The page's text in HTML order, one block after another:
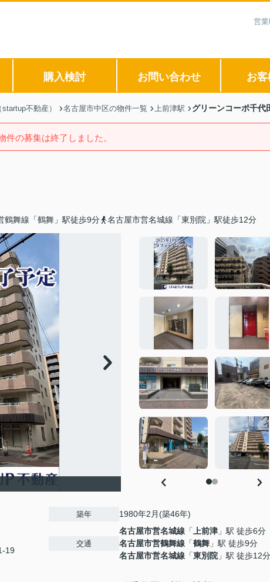
営
購入検討 お問い合わせ お
不動産） 名古屋市中区の物件一覧 上前津駅 グリーンコーポ千代
件の募集は終了しました。
鶴舞線「鶴舞」駅徒歩9分 名古屋市営名城線「東別院」駅徒歩12分
19
築年 1980年2月(築46年)
交通
名古屋市営名城線 「 上前津 」駅 徒歩6分
名古屋市営鶴舞線 「鶴舞 」駅 徒歩9分
名古屋市営名城線 「東別院 」駅 徒歩12分